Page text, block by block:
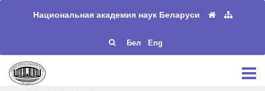
Национальная академия наук Беларуси
Бел Eng